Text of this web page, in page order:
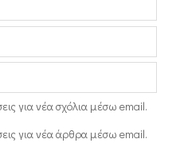
για νέα σχόλια μέσω email.
για νέα άρθρα μέσω email.